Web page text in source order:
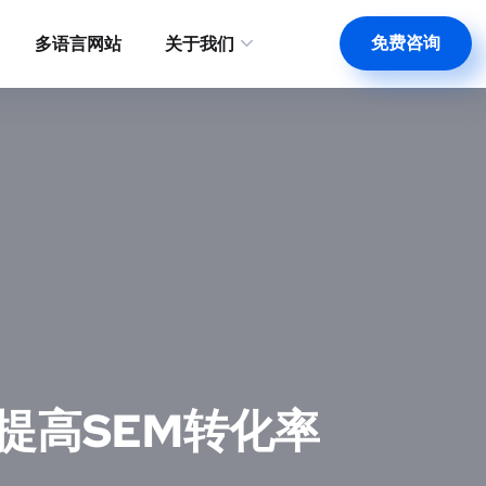
多语言网站 关于我们 免费咨询
高SEM转化率